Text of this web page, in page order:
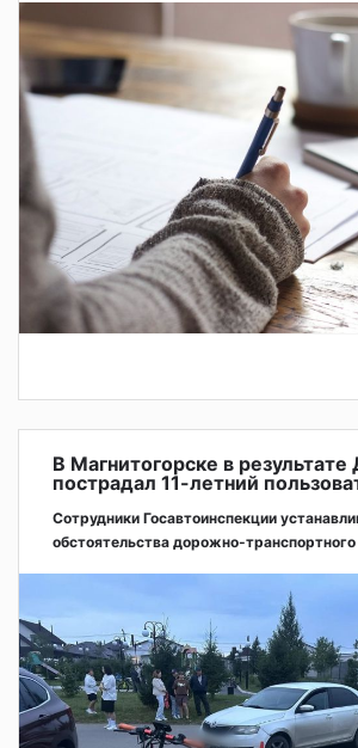
В Магнитогорске в
пострадал 11-летний
Сотрудники Госавтоинспекции
обстоятельства дорожно-